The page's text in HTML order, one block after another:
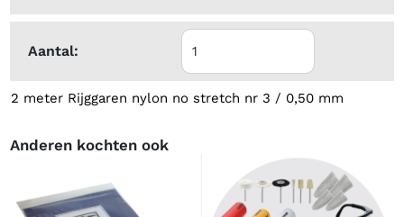
Aantal:
2 meter Rijggaren nylon no stretch nr 3 / 0,50 mm
Anderen kochten ook